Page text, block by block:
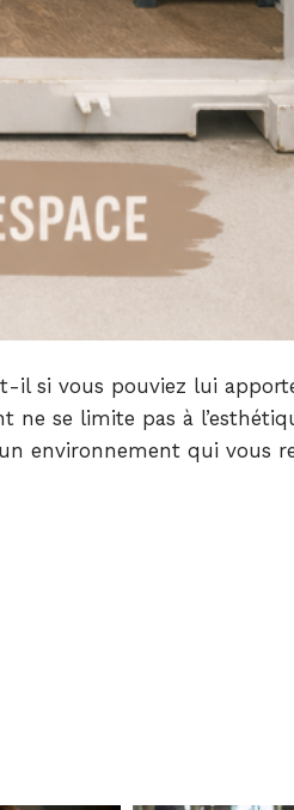
il si vous pouviez lui
se limite pas à
environnement qui vous